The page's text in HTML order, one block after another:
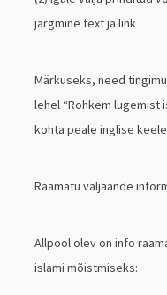
järgmine text ja link :
Märkuseks, need
lehel “Rohkem lugemist
kohta peale inglise
Raamatu väljaande
Allpool olev on info
islami mõistmiseks: